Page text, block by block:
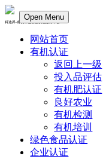
科迪昇-有机绿色食品认证服务平台
Open Menu
网站首页
有机认证
返回上一级
投入品评估
有机肥认证
良好农业
有机检测
有机培训
绿色食品认证
企业认证